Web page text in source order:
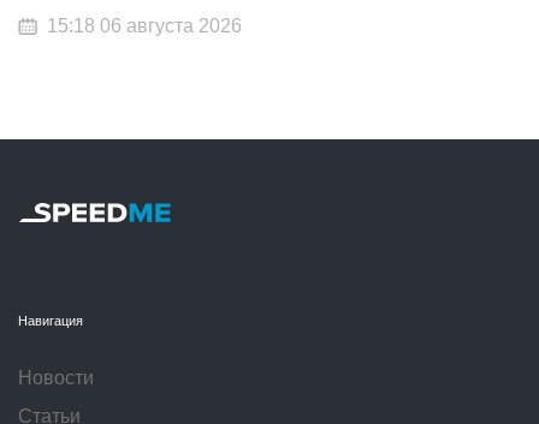
15:18 06 августа 2026
Навигация
Новости
Статьи